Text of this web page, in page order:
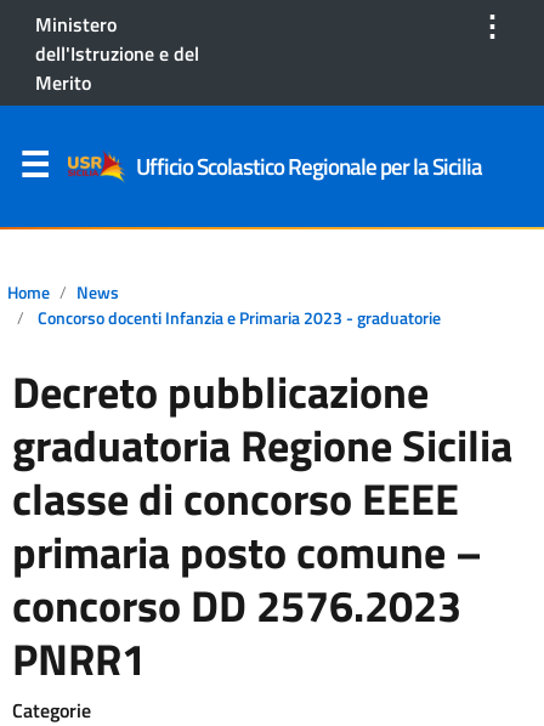
Ministero
dell'Istruzione e del
Merito
⋮
Ufficio Scolastico Regionale per la Sicilia
Home
News
Concorso docenti Infanzia e Primaria 2023 - graduatorie
Decreto pubblicazione
graduatoria Regione Sicilia
classe di concorso EEEE
primaria posto comune –
concorso DD 2576.2023
PNRR1
Categorie